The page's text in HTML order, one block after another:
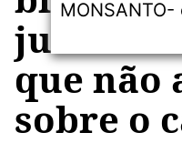
judiciais
que não
sobre o
MONSANTO-